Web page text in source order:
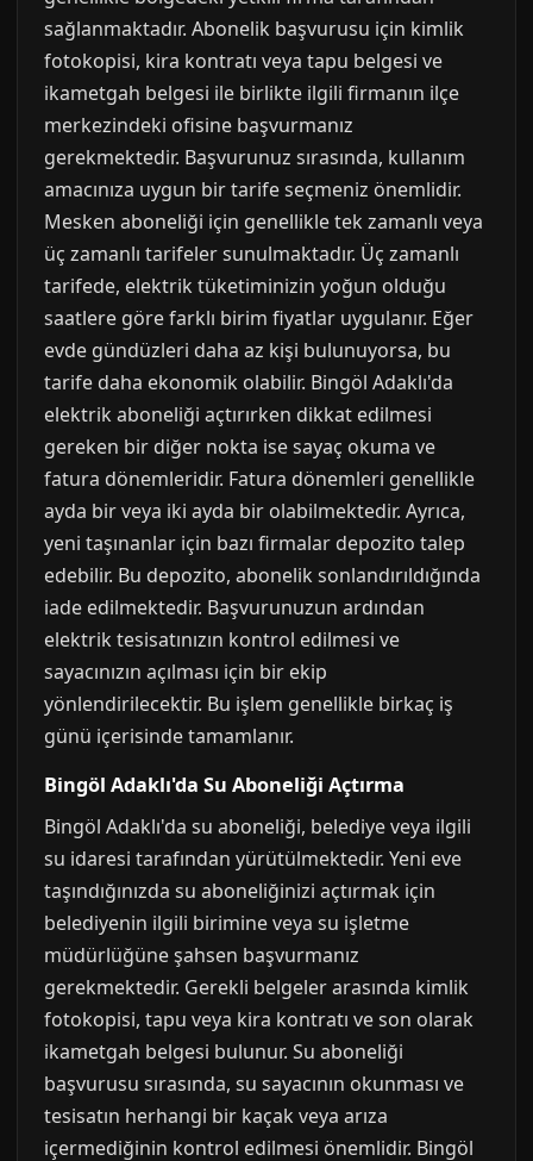
sağlanmaktadır. Abonelik başvurusu için kimlik
fotokopisi, kira kontratı veya tapu belgesi ve
ikametgah belgesi ile birlikte ilgili firmanın ilçe
merkezindeki ofisine başvurmanız
gerekmektedir. Başvurunuz sırasında, kullanım
amacınıza uygun bir tarife seçmeniz önemlidir.
Mesken aboneliği için genellikle tek zamanlı veya
üç zamanlı tarifeler sunulmaktadır. Üç zamanlı
tarifede, elektrik tüketiminizin yoğun olduğu
saatlere göre farklı birim fiyatlar uygulanır. Eğer
evde gündüzleri daha az kişi bulunuyorsa, bu
tarife daha ekonomik olabilir. Bingöl Adaklı'da
elektrik aboneliği açtırırken dikkat edilmesi
gereken bir diğer nokta ise sayaç okuma ve
fatura dönemleridir. Fatura dönemleri genellikle
ayda bir veya iki ayda bir olabilmektedir. Ayrıca,
yeni taşınanlar için bazı firmalar depozito talep
edebilir. Bu depozito, abonelik sonlandırıldığında
iade edilmektedir. Başvurunuzun ardından
elektrik tesisatınızın kontrol edilmesi ve
sayacınızın açılması için bir ekip
yönlendirilecektir. Bu işlem genellikle birkaç iş
günü içerisinde tamamlanır.
Bingöl Adaklı'da Su Aboneliği Açtırma
Bingöl Adaklı'da su aboneliği, belediye veya ilgili
su idaresi tarafından yürütülmektedir. Yeni eve
taşındığınızda su aboneliğinizi açtırmak için
belediyenin ilgili birimine veya su işletme
müdürlüğüne şahsen başvurmanız
gerekmektedir. Gerekli belgeler arasında kimlik
fotokopisi, tapu veya kira kontratı ve son olarak
ikametgah belgesi bulunur. Su aboneliği
başvurusu sırasında, su sayacının okunması ve
tesisatın herhangi bir kaçak veya arıza
içermediğinin kontrol edilmesi önemlidir. Bingöl